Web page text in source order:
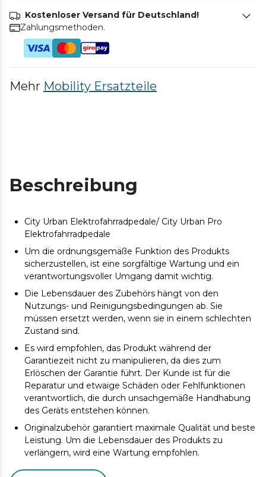
Kostenloser Versand für Deutschland!
Zahlungsmethoden.
Mehr Mobility Ersatzteile
Beschreibung
City Urban Elektrofahrradpedale/ City Urban Pro
Elektrofahrradpedale
Um die ordnungsgemäße Funktion des Produkts
sicherzustellen, ist eine sorgfältige Wartung und ein
verantwortungsvoller Umgang damit wichtig.
Die Lebensdauer des Zubehörs hängt von den
Nutzungs- und Reinigungsbedingungen ab. Sie
müssen ersetzt werden, wenn sie in einem schlechten
Zustand sind.
Es wird empfohlen, das Produkt während der
Garantiezeit nicht zu manipulieren, da dies zum
Erlöschen der Garantie führt. Der Kunde ist für die
Reparatur und etwaige Schäden oder Fehlfunktionen
verantwortlich, die durch unsachgemäße Handhabung
des Geräts entstehen können.
Originalzubehör garantiert maximale Qualität und beste
Leistung. Um die Lebensdauer des Produkts zu
verlängern, wird eine Wartung empfohlen.